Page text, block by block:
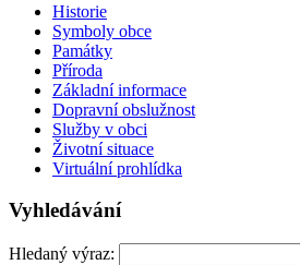
Historie
Symboly obce
Památky
Příroda
Základní informace
Dopravní obslužnost
Služby v obci
Životní situace
Virtuální prohlídka
Vyhledávání
Hledaný výraz: